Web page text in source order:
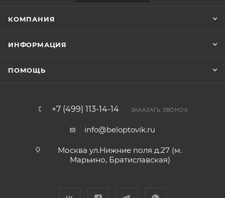
КОМПАНИЯ
ИНФОРМАЦИЯ
ПОМОЩЬ
+7 (499) 113-14-14 ЗАКАЗАТЬ ЗВОНОК
info@beloptovik.ru
Москва ул.Нижние поля д.27 (м.
Марьино, Братиславская)